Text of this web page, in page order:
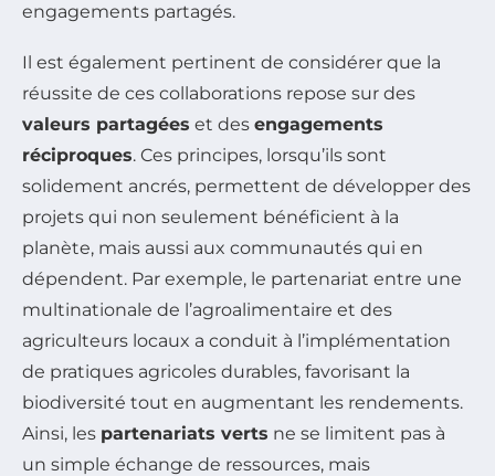
engagements partagés.
Il est également pertinent de considérer que la
réussite de ces collaborations repose sur des
valeurs partagées et des engagements
réciproques. Ces principes, lorsqu’ils sont
solidement ancrés, permettent de développer des
projets qui non seulement bénéficient à la
planète, mais aussi aux communautés qui en
dépendent. Par exemple, le partenariat entre une
multinationale de l’agroalimentaire et des
agriculteurs locaux a conduit à l’implémentation
de pratiques agricoles durables, favorisant la
biodiversité tout en augmentant les rendements.
Ainsi, les partenariats verts ne se limitent pas à
un simple échange de ressources, mais